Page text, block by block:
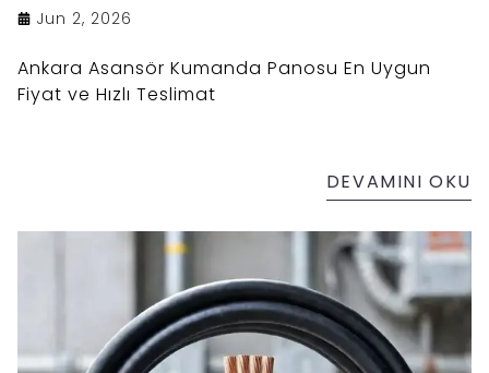
Jun 2, 2026
Ankara Asansör Kumanda Panosu En Uygun
Fiyat ve Hızlı Teslimat
DEVAMINI OKU